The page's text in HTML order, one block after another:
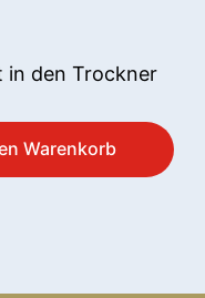
in den Trockner